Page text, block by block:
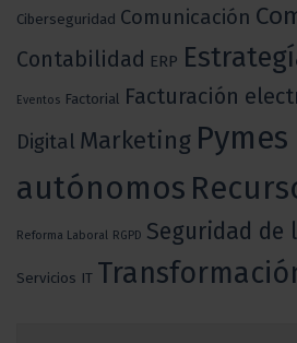
Ciberseguridad Comunicación
Contabilidad ERP
Eventos Factorial Facturación
Digital Marketing Pymes
autónomos
Reforma Laboral RGPD Seguridad de
Servicios IT